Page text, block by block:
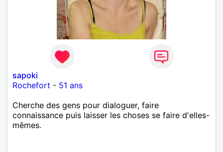
sapoki
Rochefort - 51 ans
Cherche des gens pour dialoguer, faire
connaissance puis laisser les choses se faire d'elles-
mêmes.